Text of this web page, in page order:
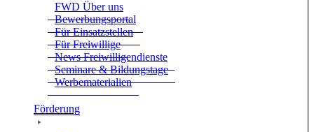
FWD Über uns
Bewer­bungs­por­tal
Für Ein­satz­stel­len
Für Frei­wil­lige
News Frei­wil­li­gen­dienste
Semi­nare & Bil­dungs­tage
Wer­be­ma­te­ria­lien
För­de­rung